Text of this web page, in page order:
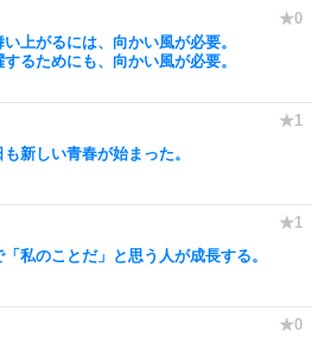
い上がるには、向かい風が必要。
るためにも、向かい風が必要。
新しい青春が始まった。
私のことだ」と思う人が成長する。